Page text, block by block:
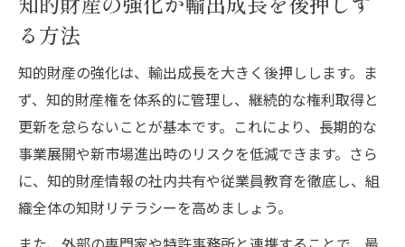
る方法
知的財産の強化は、輸出成長を大きく後押しします。ま
ず、知的財産権を体系的に管理し、継続的な権利取得と
更新を怠らないことが基本です。これにより、長期的な
事業展開や新市場進出時のリスクを低減できます。さら
に、知的財産情報の社内共有や従業員教育を徹底し、組
織全体の知財リテラシーを高めましょう。